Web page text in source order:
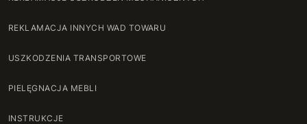
REKLAMACJA INNYCH WAD TOWARU
USZKODZENIA TRANSPORTOWE
PIELĘGNACJA MEBLI
INSTRUKCJE